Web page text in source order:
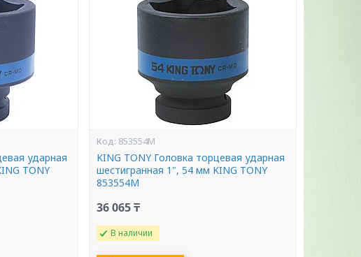
ударная
TONY
853554M
KING TONY Головка торцевая ударная
шестигранная 1", 54 мм KING TONY
853554M
36 065 ₸
В наличии